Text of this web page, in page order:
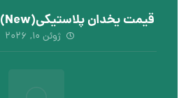
قیمت یخدان پلاستیکی(New) در بازار + جدول
ژوئن ۱۰, ۲۰۲۶